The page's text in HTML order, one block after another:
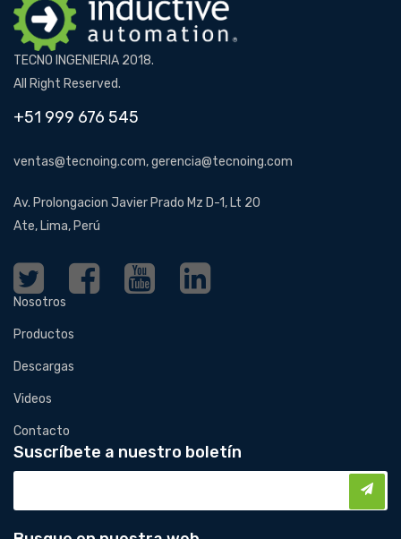
TECNO INGENIERIA 2018.
All Right Reserved.
+51 999 676 545
ventas@tecnoing.com, gerencia@tecnoing.com
Av. Prolongacion Javier Prado Mz D-1, Lt 20
Ate, Lima, Perú
Nosotros
Productos
Descargas
Videos
Contacto
Suscríbete a nuestro boletín